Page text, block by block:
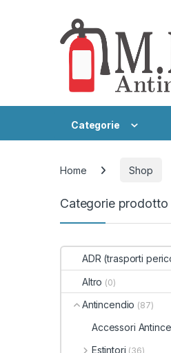
Categorie
Home Shop
Categorie prodotto
ADR (trasporti
Altro (0)
Antincendio (87)
Accessori
Estintori (36)